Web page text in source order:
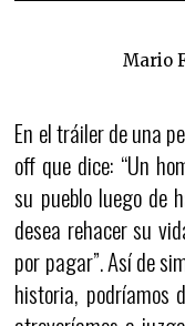
Mario
En el tráiler de una
off que dice: “Un
su pueblo luego de
desea rehacer su
por pagar”. Así de
historia, podríamos